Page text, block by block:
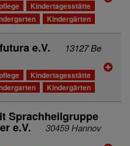
Kindertagesstätte
Kindergärten
e.V.
13127 Be
Kindertagesstätte
Kindergärten
Sprachheilgruppe
e.V.
30459 Hannov